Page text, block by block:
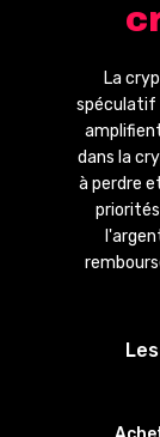
La
spéculatif
dans la
à perdre